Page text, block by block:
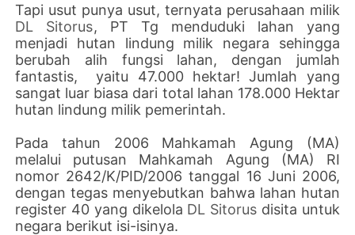
Tapi usut punya usut, ternyata perusahaan milik
DL Sitorus, PT Tg menduduki lahan yang
menjadi hutan lindung milik negara sehingga
berubah alih fungsi lahan, dengan jumlah
fantastis, yaitu 47.000 hektar! Jumlah yang
sangat luar biasa dari total lahan 178.000 Hektar
hutan lindung milik pemerintah.
Pada tahun 2006 Mahkamah Agung (MA)
melalui putusan Mahkamah Agung (MA) RI
nomor 2642/K/PID/2006 tanggal 16 Juni 2006,
dengan tegas menyebutkan bahwa lahan hutan
register 40 yang dikelola DL Sitorus disita untuk
negara berikut isi-isinya.